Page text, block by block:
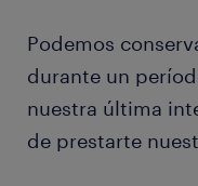
Podemos
durante un
nuestra última
de prestarte